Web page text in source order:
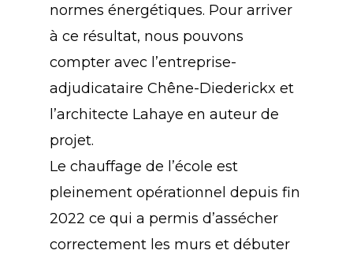
normes énergétiques. Pour arriver
à ce résultat, nous pouvons
compter avec l’entreprise-
adjudicataire Chêne-Diederickx et
l’architecte Lahaye en auteur de
projet.
Le chauffage de l’école est
pleinement opérationnel depuis fin
2022 ce qui a permis d’assécher
correctement les murs et débuter